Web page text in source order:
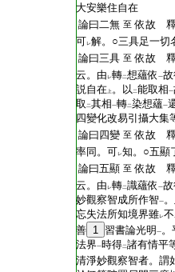
大安樂住自在
論曰二無 至 依故
可レ解。○三具足一切
論曰三具 至 依故
云。由 レ轉二想蘊依 一
説自在 上 。以 二能取相一
取 二其相一轉二染想蘊一
四變化改易引攝大集
論曰四變 至 依故
率同。可レ知。○五顯
論曰五顯 至 依故
云。由 レ轉二識蘊依 一
妙觀察智成所作智一
忘失法所知境界雖レ不
善 1 習書論光明 一。
法界一時得二諸有情平
清淨妙觀察智者。謂